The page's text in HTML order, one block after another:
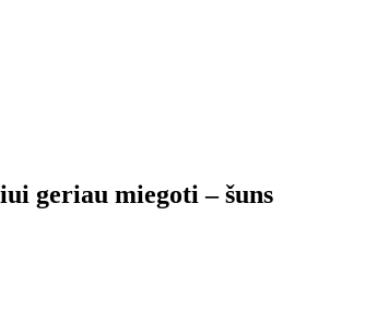
geriau miegoti – šuns